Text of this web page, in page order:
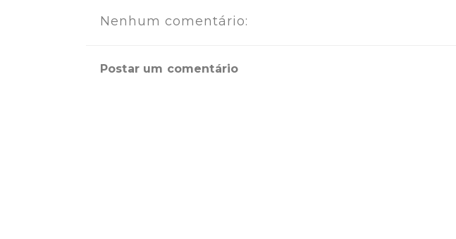
Nenhum comentário:
Postar um comentário